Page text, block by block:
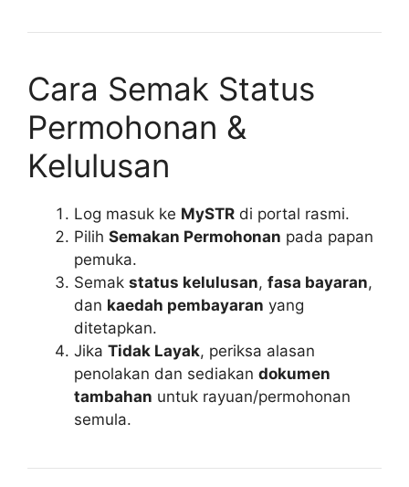
Cara Semak Status
Permohonan &
Kelulusan
Log masuk ke MySTR di portal rasmi.
Pilih Semakan Permohonan pada papan
pemuka.
Semak status kelulusan, fasa bayaran,
dan kaedah pembayaran yang
ditetapkan.
Jika Tidak Layak, periksa alasan
penolakan dan sediakan dokumen
tambahan untuk rayuan/permohonan
semula.